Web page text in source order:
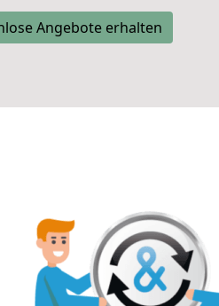
Angebote erhalten